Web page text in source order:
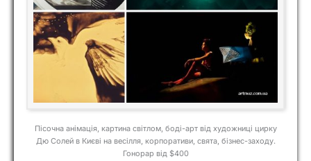
Пісочна анімація, картина світлом, боді-арт від художниці цирку
Дю Солей в Києві на весілля, корпоративи, свята, бізнес-заходу.
Гонорар від $400